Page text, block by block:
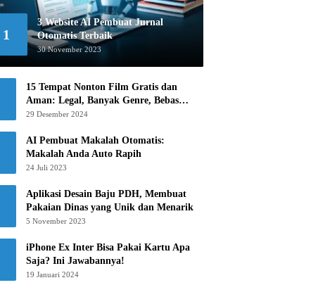
1
3 Website AI Pembuat Jurnal
Otomatis Terbaik
30 November 2023
15 Tempat Nonton Film Gratis dan
Aman: Legal, Banyak Genre, Bebas
Khawatir!
29 Desember 2024
AI Pembuat Makalah Otomatis:
Makalah Anda Auto Rapih
24 Juli 2023
Aplikasi Desain Baju PDH, Membuat
Pakaian Dinas yang Unik dan Menarik
5 November 2023
iPhone Ex Inter Bisa Pakai Kartu Apa
Saja? Ini Jawabannya!
19 Januari 2024